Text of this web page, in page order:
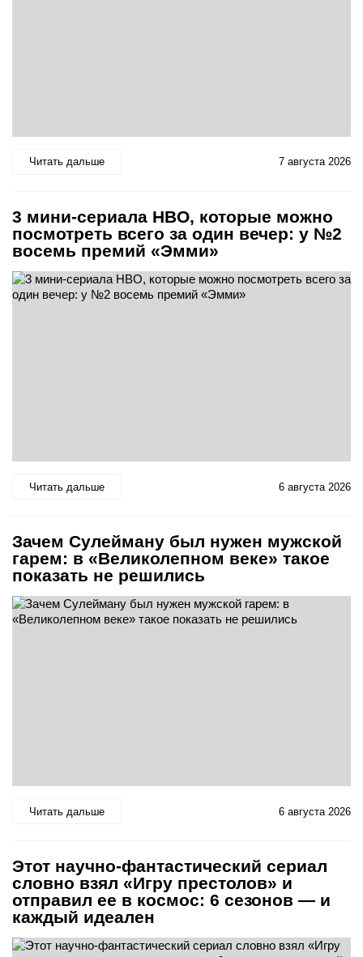
Читать дальше 7 августа 2026
3 мини-сериала HBO, которые можно
посмотреть всего за один вечер: у №2
восемь премий «Эмми»
Читать дальше 6 августа 2026
Зачем Сулейману был нужен мужской
гарем: в «Великолепном веке» такое
показать не решились
Читать дальше 6 августа 2026
Этот научно-фантастический сериал
словно взял «Игру престолов» и
отправил ее в космос: 6 сезонов — и
каждый идеален